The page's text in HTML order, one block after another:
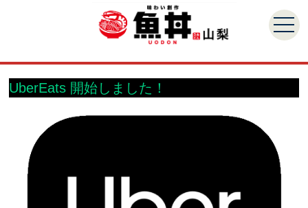
UberEats 開始しました！